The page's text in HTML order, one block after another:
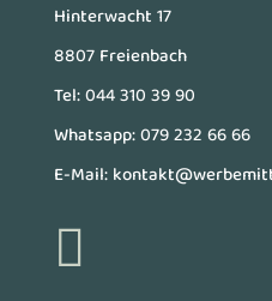
Hinterwacht 17
8807 Freienbach
Tel:044 310 39 90
Whatsapp:079 232 66 66
E-Mail:
